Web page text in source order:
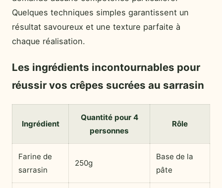
Quelques techniques simples garantissent un
résultat savoureux et une texture parfaite à
chaque réalisation.
Les ingrédients incontournables pour
réussir vos crêpes sucrées au sarrasin
Ingrédient
Quantité pour 4
personnes
Rôle
Farine de
sarrasin
250g
Base de la
pâte